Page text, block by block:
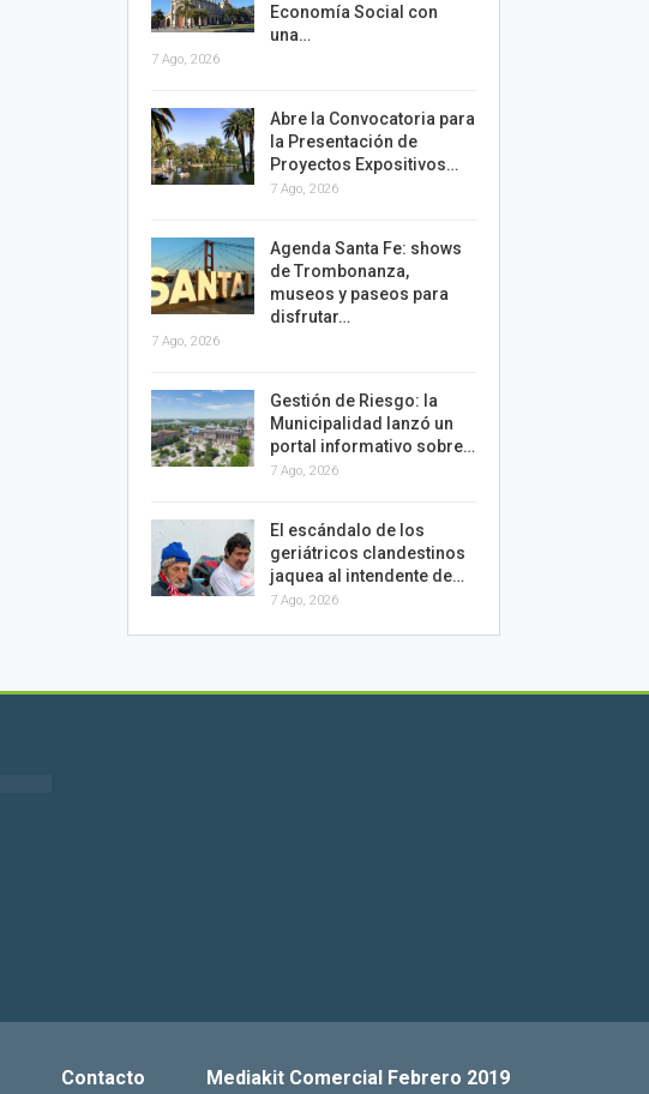
Economía Social con
una…
7 Ago, 2026
Abre la Convocatoria para
la Presentación de
Proyectos Expositivos…
7 Ago, 2026
Agenda Santa Fe: shows
de Trombonanza,
museos y paseos para
disfrutar…
7 Ago, 2026
Gestión de Riesgo: la
Municipalidad lanzó un
portal informativo sobre…
7 Ago, 2026
El escándalo de los
geriátricos clandestinos
jaquea al intendente de…
7 Ago, 2026
Contacto Mediakit Comercial Febrero 2019